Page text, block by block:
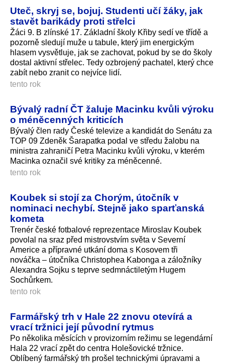
Uteč, skryj se, bojuj. Studenti učí žáky, jak
stavět barikády proti střelci
Žáci 9. B zlínské 17. Základní školy Křiby sedí ve třídě a
pozorně sledují muže u tabule, který jim energickým
hlasem vysvětluje, jak se zachovat, pokud by se do školy
dostal aktivní střelec. Tedy ozbrojený pachatel, který chce
zabít nebo zranit co nejvíce lidí.
tento rok
Bývalý radní ČT žaluje Macinku kvůli výroku
o méněcenných kriticích
Bývalý člen rady České televize a kandidát do Senátu za
TOP 09 Zdeněk Šarapatka podal ve středu žalobu na
ministra zahraničí Petra Macinku kvůli výroku, v kterém
Macinka označil své kritiky za méněcenné.
tento rok
Koubek si stojí za Chorým, útočník v
nominaci nechybí. Stejně jako sparťanská
kometa
Trenér české fotbalové reprezentace Miroslav Koubek
povolal na sraz před mistrovstvím světa v Severní
Americe a přípravné utkání doma s Kosovem tři
nováčka – útočníka Christophea Kabonga a záložníky
Alexandra Sojku s teprve sedmnáctiletým Hugem
Sochůrkem.
tento rok
Farmářský trh v Hale 22 znovu otevírá a
vrací tržnici její původní rytmus
Po několika měsících v provizorním režimu se legendární
Hala 22 vrací zpět do centra Holešovické tržnice.
Oblíbený farmářský trh prošel technickými úpravami a